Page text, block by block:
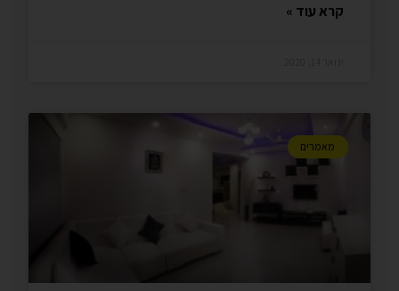
קרא עוד »
מאמרים